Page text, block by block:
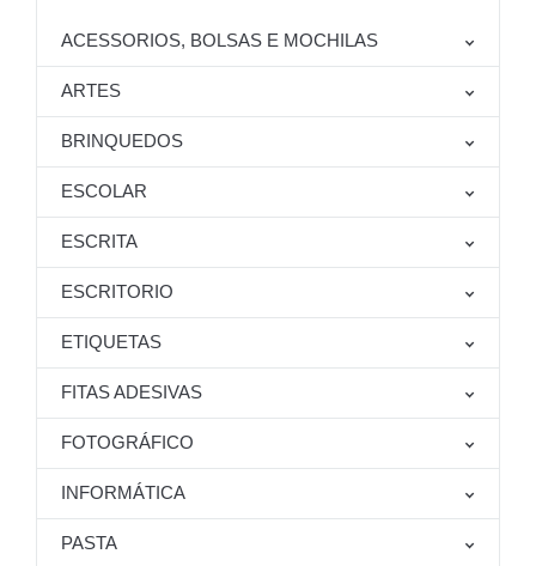
ACESSORIOS, BOLSAS E MOCHILAS
ARTES
BRINQUEDOS
ESCOLAR
ESCRITA
ESCRITORIO
ETIQUETAS
FITAS ADESIVAS
FOTOGRÁFICO
INFORMÁTICA
PASTA